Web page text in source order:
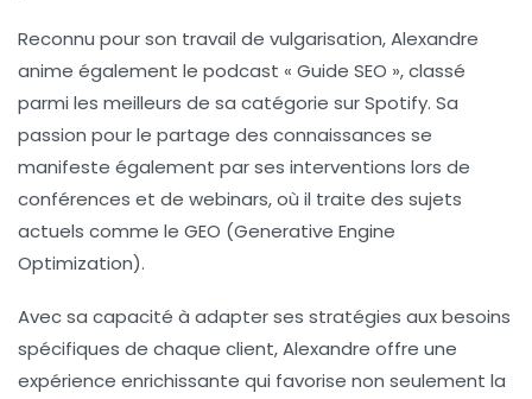
Reconnu pour son travail de vulgarisation, Alexandre
anime également le podcast « Guide SEO », classé
parmi les meilleurs de sa catégorie sur Spotify. Sa
passion pour le partage des connaissances se
manifeste également par ses interventions lors de
conférences et de webinars, où il traite des sujets
actuels comme le GEO (Generative Engine
Optimization).
Avec sa capacité à adapter ses stratégies aux besoins
spécifiques de chaque client, Alexandre offre une
expérience enrichissante qui favorise non seulement la